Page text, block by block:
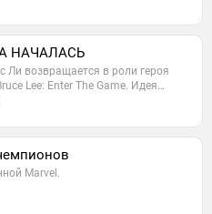
НАЧАЛАСЬ
Ли возвращается в роли героя
Lee: Enter The Game. Идея…
Marvel.